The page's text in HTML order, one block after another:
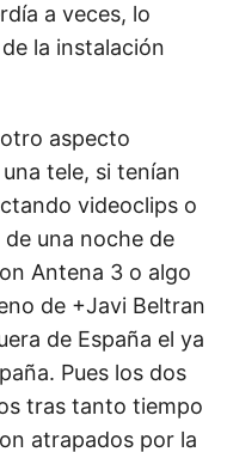
a veces, lo
la instalación
aspecto
tele, si tenían
videoclips o
una noche de
Antena 3 o algo
de +Javi Beltran
de España el ya
Pues los dos
tras tanto tiempo
atrapados por la